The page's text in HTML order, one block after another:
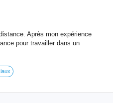
Après mon expérience
pour travailler dans un